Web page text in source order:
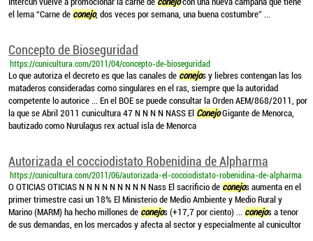
el lema “Carne de conejo, dos veces por semana, una buena costumbre” ...
Concepto de Bioseguridad
https://cunicultura.com/2011/04/concepto-de-bioseguridad
Lo que autoriza el decreto es que las canales de conejos y liebres contengan las los
mataderos consideradas como singulares en el ras, siempre que la autoridad
competente lo autorice ... En el BOE se puede consultar la Orden AEM/868/2011, por
la que se Abril 2011 cunicultura 47 N N N N NASS El ConejoGigante de Menorca,
bautizado como Nurulagus rex actual isla de Menorca
Autorizada el cocciodistato Robenidina de Alpharma
https://cunicultura.com/2011/06/autorizada-el-cocciodistato-robenidina-de-alpharma
O OTICIAS OTICIAS N N N N N N N N N Nass El sacrificio de conejos aumenta en el
primer trimestre casi un 18% El Ministerio de Medio Ambiente y Medio Rural y
Marino (MARM) ha hecho millones de conejos (+17,7 por ciento) ... conejos a tenor
de sus demandas, en los mercados y afecta al sector y especialmente al cunicultor